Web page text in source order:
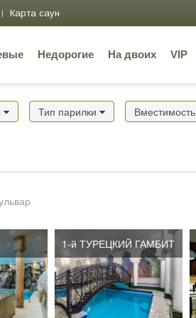
Карта саун
Недорогие На двоих VIP
Тип парилки Вместимость
1-й ТУРЕЦКИЙ ГАМБИТ